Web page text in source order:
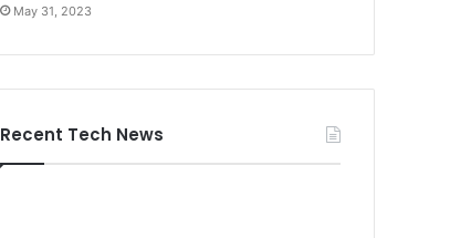
May 31, 2023
Recent Tech News